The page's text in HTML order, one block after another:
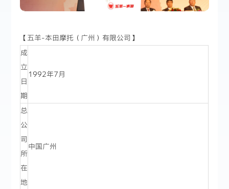
【五羊-本田摩托（广州）有限公司】
成
立
日
期
1992年7月
总
公
司
所
在
地
中国广州